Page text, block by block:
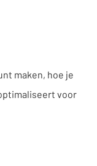
maken, hoe je
voor